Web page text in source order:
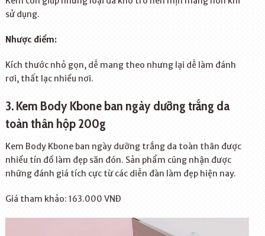
sử dụng.
Nhược điểm:
Kích thước nhỏ gọn, dễ mang theo nhưng lại dễ làm đánh
rơi, thất lạc nhiều nơi.
3. Kem Body Kbone ban ngày dưỡng trắng da
toàn thân hộp 200g
Kem Body Kbone ban ngày dưỡng trắng da toàn thân được
nhiều tín đồ làm đẹp săn đón. Sản phẩm cũng nhận được
những đánh giá tích cực từ các diễn đàn làm đẹp hiện nay.
Giá tham khảo: 163.000 VNĐ